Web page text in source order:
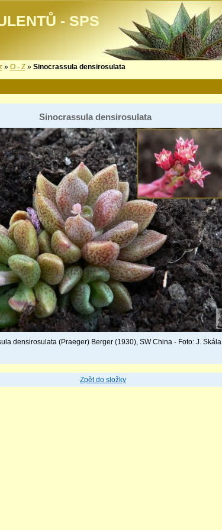
- SPS
» O - Z» Sinocrassula densirosulata
Sinocrassula densirosulata
densirosulata (Praeger) Berger (1930), SW China - Foto: J. Skála
Zpět do složky